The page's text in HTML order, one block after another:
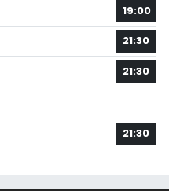
19:00
21:30
21:30
21:30